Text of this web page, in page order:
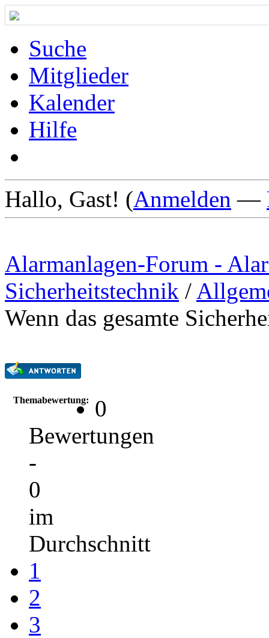
Suche
Mitglieder
Kalender
Hilfe
Hallo, Gast! (Anmelden —
Alarmanlagen-Forum -
Sicherheitstechnik /
Wenn das gesamte
Themabewertung:
0
Bewertungen
-
0
im
Durchschnitt
1
2
3